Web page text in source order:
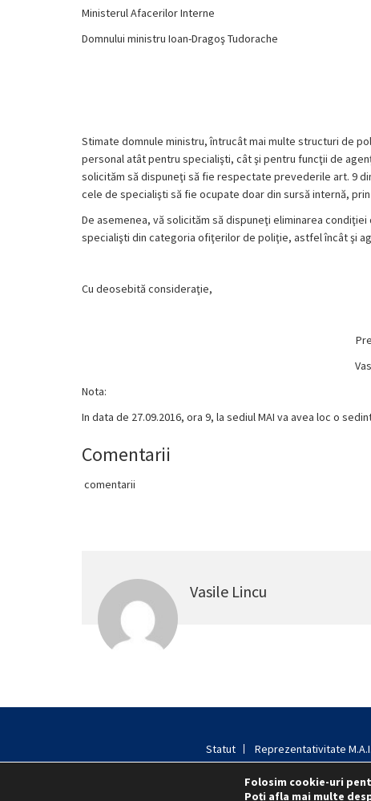
Ministerul Afacerilor Interne
Domnului ministru Ioan-Dragoş Tudorache
Stimate domnule ministru, întrucât mai multe structuri de
personal atât pentru specialişti, cât şi pentru funcţii de
solicităm să dispuneţi să fie respectate prevederile art. 9
cele de specialişti să fie ocupate doar din sursă internă,
De asemenea, vă solicităm să dispuneţi eliminarea
specialişti din categoria ofiţerilor de poliţie, astfel încât şi
Cu deosebită consideraţie,
Nota:
In data de 27.09.2016, ora 9, la sediul MAI va avea loc o
Comentarii
comentarii
Vasile Lincu
Statut Reprezentativitate M.A.I.
Folosim cookie-uri
Poți afla mai multe